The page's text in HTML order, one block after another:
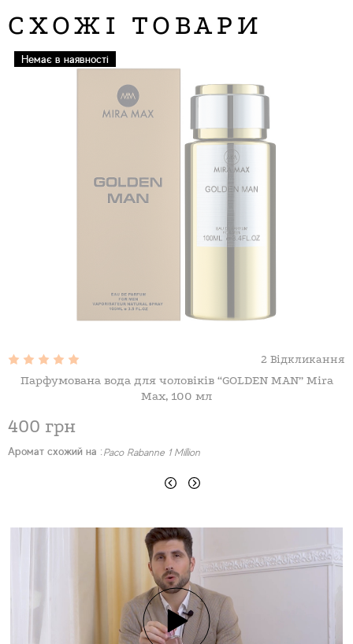
СХОЖІ ТОВАРИ
Немає в наявності
2 Відкликання
Парфумована вода для чоловіків “GOLDEN MAN” Mira
Max, 100 мл
400 грн
Аромат схожий на : Paco Rabanne 1 Million